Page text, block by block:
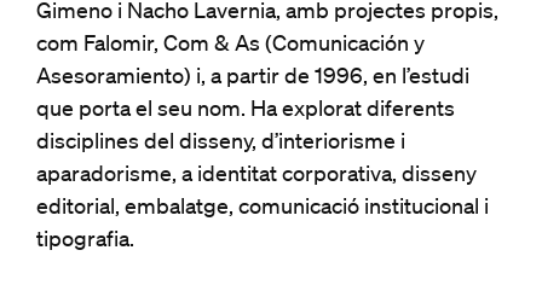
Gimeno i Nacho Lavernia, amb projectes propis,
com Falomir, Com & As (Comunicación y
Asesoramiento) i, a partir de 1996, en l’estudi
que porta el seu nom. Ha explorat diferents
disciplines del disseny, d’interiorisme i
aparadorisme, a identitat corporativa, disseny
editorial, embalatge, comunicació institucional i
tipografia.